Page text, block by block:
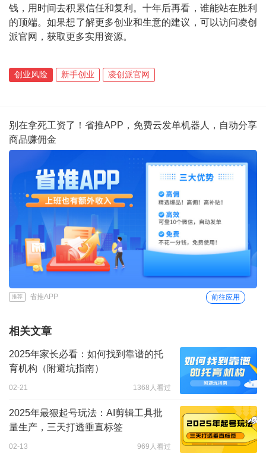
钱，用时间去积累信任和复利。十年后再看，谁能站在胜利
的顶端。如果想了解更多创业和生意的建议，可以访问凌创
派官网，获取更多实用资源。
创业风险 新手创业 凌创派官网
别在拿死工资了！省推APP，免费云发单机器人，自动分享
商品赚佣金
推荐 省推APP 前往应用
相关文章
2025年家长必看：如何找到靠谱的托
育机构（附避坑指南）
02-21 1368人看过
2025年最狠起号玩法：AI剪辑工具批
量生产，三天打透垂直标签
02-13 969人看过